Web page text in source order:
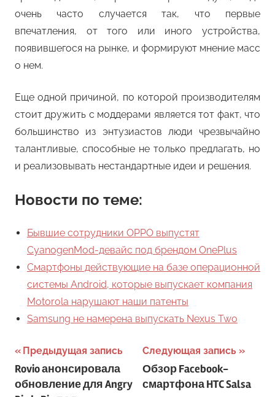
очень часто случается так, что первые
впечатления, от того или иного устройства,
появившегося на рынке, и формируют мнение масс
о нем.
Еще одной причиной, по которой производителям
стоит дружить с моддерами является тот факт, что
большинство из энтузиастов люди чрезвычайно
талантливые, способные не только предлагать, но
и реализовывать нестандартные идеи и решения.
Новости по теме:
Бывшие сотрудники OPPO выпустят
CyanogenMod-девайс под брендом OnePlus
Смартфоны действующие на базе операционной
системы Android, которые выпускает компания
Motorola нарушают наши патенты
Samsung не намерена выпускать Nexus Two
Навигация
по
Предыдущая запись
Rovio анонсировала
обновление для Angry
Следующая запись
Обзор Facebook-
смартфона HTC Salsa